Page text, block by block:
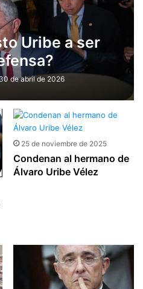
Uribe a ser
30 de abril de 2026
25 de noviembre de 2025
Condenan al hermano de
Álvaro Uribe Vélez